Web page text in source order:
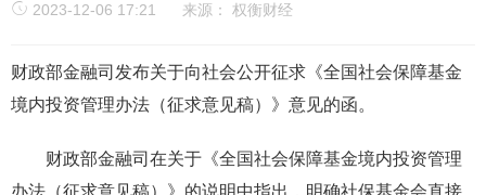
2023-12-06 17:21 来源： 权衡财经
财政部金融司发布关于向社会公开征求《全国社会保障基金
境内投资管理办法（征求意见稿）》意见的函。
财政部金融司在关于《全国社会保障基金境内投资管理
办法（征求意见稿）》的说明中指出，明确社保基金会直接